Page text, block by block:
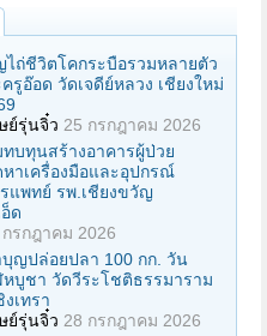
ถ่ชีวิตโคกระบือรวมหลายตัว
รูอ๊อด วัดเจดีย์หลวง เชียงใหม่
ย์รุ่นจิ๋ว 25 กรกฎาคม 2026
บทุนสร้างอาคารผู้ป่วย
หาเครื่องมือและอุปกรณ์
แพทย์ รพ.เชียงขวัญ
ด
กรกฎาคม 2026
ญปล่อยปลา 100 กก. วัน
หบูชา วัดวีระโชติธรรมาราม
เทรา
ย์รุ่นจิ๋ว 28 กรกฎาคม 2026